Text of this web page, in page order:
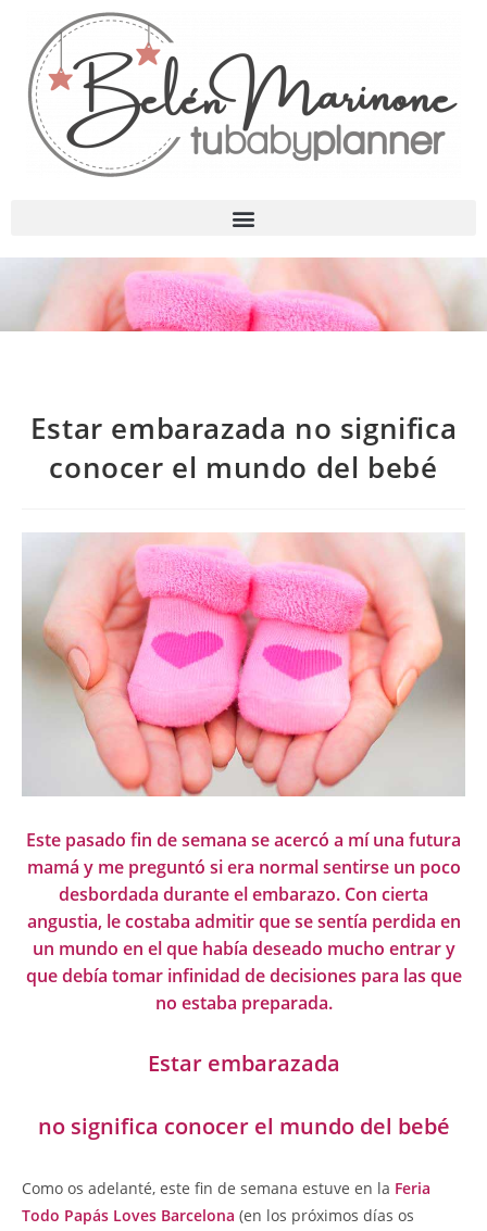
Estar embarazada no significa
conocer el mundo del bebé
Este pasado fin de semana se acercó a mí una futura
mamá y me preguntó si era normal sentirse un poco
desbordada durante el embarazo. Con cierta
angustia, le costaba admitir que se sentía perdida en
un mundo en el que había deseado mucho entrar y
que debía tomar infinidad de decisiones para las que
no estaba preparada.
Estar embarazada
no significa conocer el mundo del bebé
Como os adelanté, este fin de semana estuve en la Feria
Todo Papás Loves Barcelona (en los próximos días os